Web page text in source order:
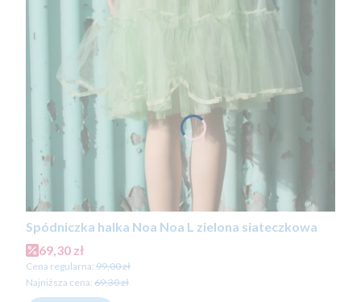
Spódniczka halka Noa Noa L zielona siateczkowa
Cena promocyjna
69,30 zł
Cena regularna: 99,00 zł
Najniższa cena: 69,30 zł